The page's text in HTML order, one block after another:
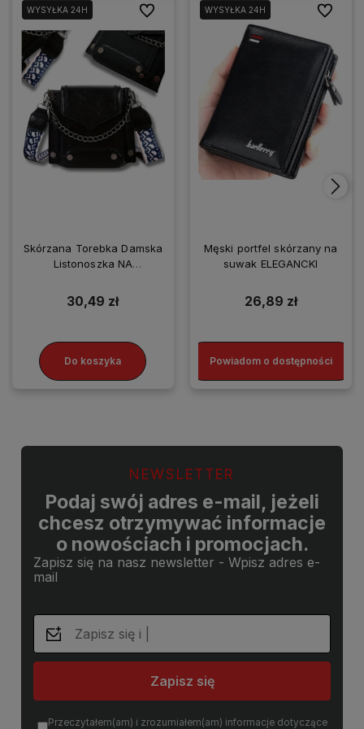
WYSYŁKA 24H
Skórzana Torebka Damska
Listonoszka NA
30,49 zł
Do koszyka
Do ulubionychWYSYŁKA 24H
Męski portfel skórzany na
suwak ELEGANCKI
26,89 zł
Powiadom o dostępności
Do
NEWSLETTER
Podaj swój adres e-mail, jeżeli
chcesz otrzymywać informacje
o nowościach i promocjach.
Zapisz się na nasz newsletter - Wpisz adres e-
mail
Zapisz się
Przeczytałem(am) i zrozumiałem(am) informacje dotyczące